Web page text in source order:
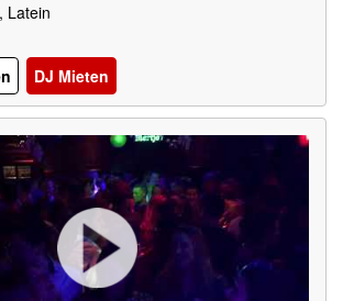
Latein
DJ Mieten